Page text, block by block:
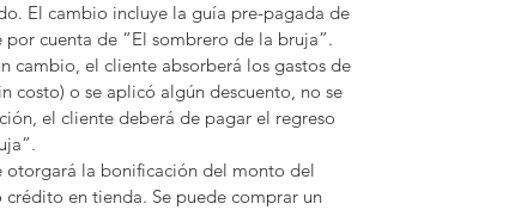
El cambio incluye la guía pre-pagada de
cuenta de “El sombrero de la bruja”.
cambio, el cliente absorberá los gastos de
costo) o se aplicó algún descuento, no se
el cliente deberá de pagar el regreso
otorgará la bonificación del monto del
en tienda. Se puede comprar un